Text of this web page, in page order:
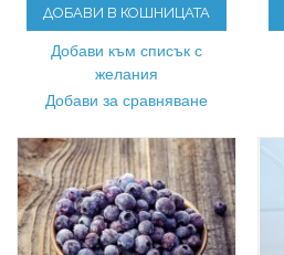
ДОБАВИ В КОШНИЦАТА
Добави към списък с
желания
Добави за сравняване